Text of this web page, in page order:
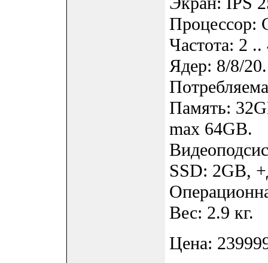
Процессор:
Частота: 2
Ядер: 8/8/20.
Память:
max 64GB.
SSD: 2GB,
Вес: 2.9 кг.
Цена: